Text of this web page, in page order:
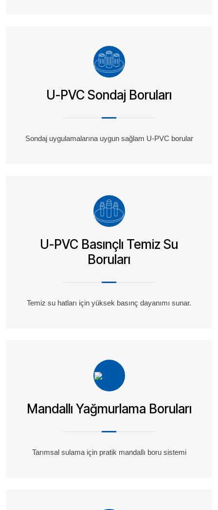
U-PVC Sondaj Boruları
Sondaj uygulamalarına uygun sağlam U-PVC borular
U-PVC Basınçlı Temiz Su
Boruları
Temiz su hatları için yüksek basınç dayanımı sunar.
Mandallı Yağmurlama Boruları
Tarımsal sulama için pratik mandallı boru sistemi